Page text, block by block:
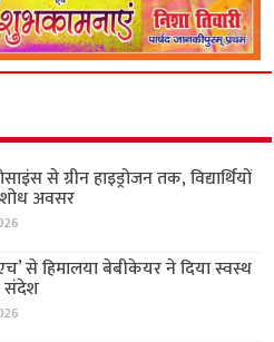
से ग्रीन हाइड्रोजन तक, विद्यार्थियों
अवसर
से हिमालया बेबीकेयर ने दिया स्वस्थ
संदेश